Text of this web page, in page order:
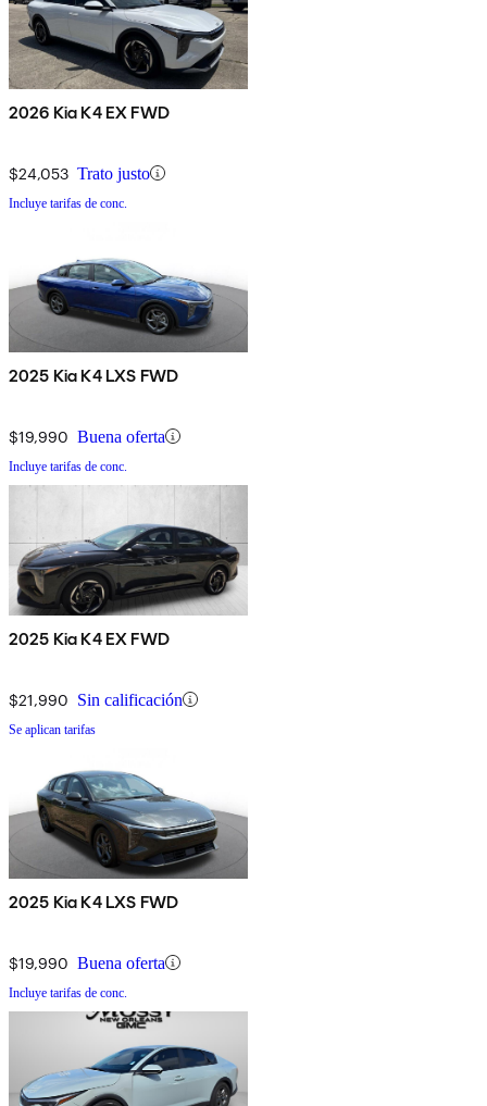
2026 Kia K4 EX FWD
$24,053 Trato justo
Incluye tarifas de conc.
2025 Kia K4 LXS FWD
$19,990 Buena oferta
Incluye tarifas de conc.
2025 Kia K4 EX FWD
$21,990 Sin calificación
Se aplican tarifas
2025 Kia K4 LXS FWD
$19,990 Buena oferta
Incluye tarifas de conc.